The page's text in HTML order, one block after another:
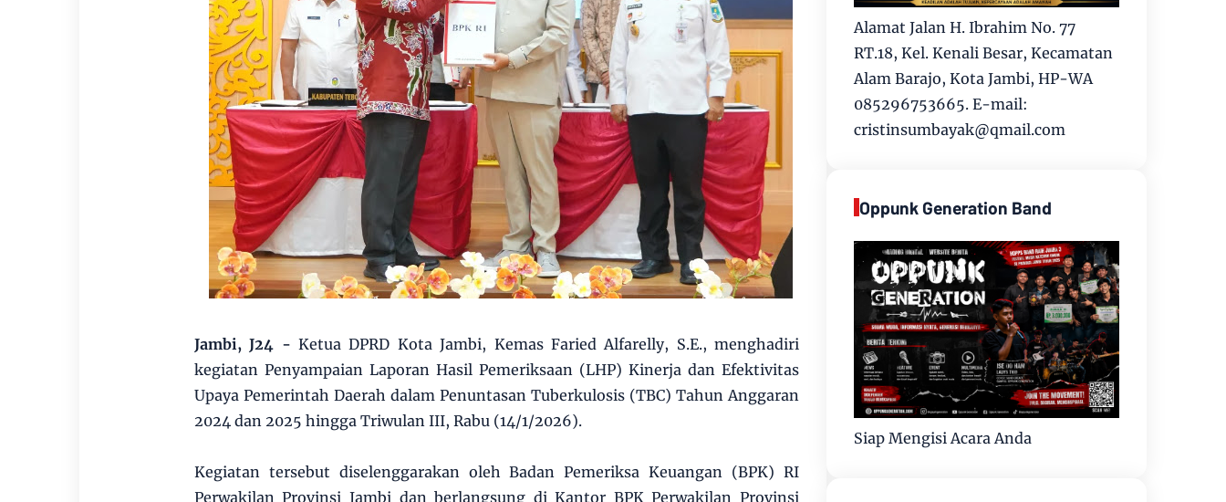
Jambi, J24 -Ketua DPRD Kota Jambi, Kemas Faried Alfarelly, S.E., menghadiri
kegiatan Penyampaian Laporan Hasil Pemeriksaan (LHP) Kinerja dan Efektivitas
Upaya Pemerintah Daerah dalam Penuntasan Tuberkulosis (TBC) Tahun Anggaran
2024 dan 2025 hingga Triwulan III, Rabu (14/1/2026).
Kegiatan tersebut diselenggarakan oleh Badan Pemeriksa Keuangan (BPK) RI
Perwakilan Provinsi Jambi dan berlangsung di Kantor BPK Perwakilan Provinsi
Alamat Jalan H. Ibrahim No. 77
RT.18, Kel. Kenali Besar, Kecamatan
Alam Barajo, Kota Jambi, HP-WA
085296753665. E-mail:
cristinsumbayak@qmail.com
Oppunk Generation Band
Siap Mengisi Acara Anda